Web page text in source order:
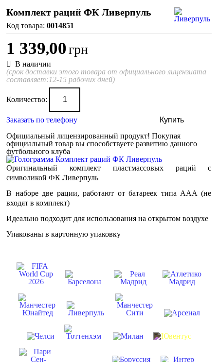
Комплект раций ФК Ливерпуль
0014851
1 339,00грн
В наличии
(срок доставки этого товара от официального лицензиата
составляет:12-15 рабочих дней)
Количество:
Заказать по телефону
Купить
Официальный лицензированный продукт!Покупая
официальный товар вы способствуете развитию данного
футбольного клуба
Оригинальный комплект пластмассовых раций с
символикой ФК Ливерпуль
В наборе две рации, работают от батареек типа ААА (не
входят в комплект)
Идеально подходит для использования на открытом воздухе
Упакованы в картонную упаковку